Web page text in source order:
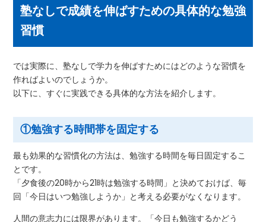
塾なしで成績を伸ばすための具体的な勉強
習慣
では実際に、塾なしで学力を伸ばすためにはどのような習慣を
作ればよいのでしょうか。
以下に、すぐに実践できる具体的な方法を紹介します。
①勉強する時間帯を固定する
最も効果的な習慣化の方法は、勉強する時間を毎日固定するこ
とです。
「夕食後の20時から21時は勉強する時間」と決めておけば、毎
回「今日はいつ勉強しようか」と考える必要がなくなります。
人間の意志力には限界があります。「今日も勉強するかどう